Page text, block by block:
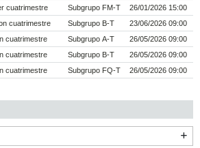
cuatrimestre
Subgrupo FM-T
26/01/2026 15:00
cuatrimestre
Subgrupo B-T
23/06/2026 09:00
cuatrimestre
Subgrupo A-T
26/05/2026 09:00
cuatrimestre
Subgrupo B-T
26/05/2026 09:00
cuatrimestre
Subgrupo FQ-T 26/05/2026 09:00